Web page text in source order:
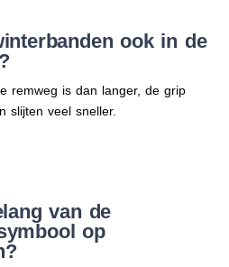
ook in de
remweg is dan langer, de grip
slijten veel sneller.
van de
op